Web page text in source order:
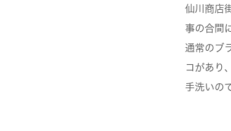
仙川商店
事の合間
通常のブ
コがあり
手洗いの